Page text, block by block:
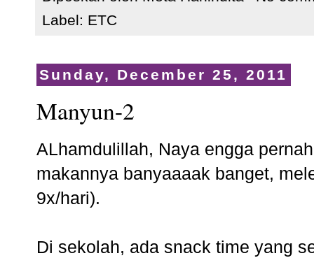
Label: ETC
Sunday, December 25, 2011
Manyun-2
ALhamdulillah, Naya engga
makannya banyaaaak banget,
9x/hari).
Di sekolah, ada snack time yang